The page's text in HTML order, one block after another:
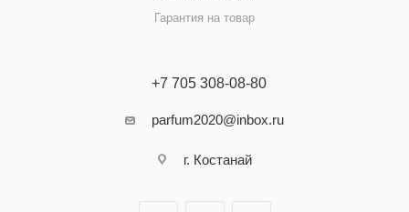
Гарантия на товар
+7 705 308-08-80
parfum2020@inbox.ru
г. Костанай